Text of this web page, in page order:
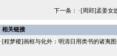
下一条： ·[周郢]孟姜女
相关链接
·[程梦稷]画框与化外：明清日用类书的诸夷